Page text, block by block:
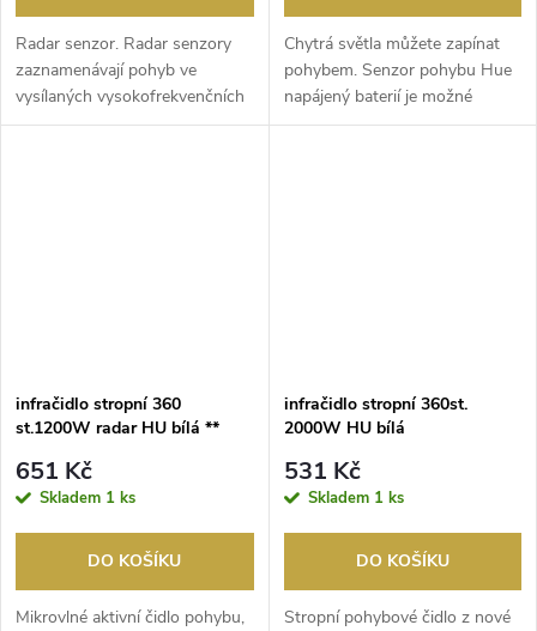
Radar senzor. Radar senzory
zaznamenávají pohyb ve
vysílaných vysokofrekvenčních
elektromagnetických...
Chytrá světla můžete zapínat
pohybem. Senzor pohybu Hue
napájený baterií je možné
jednoduše nainsta...
infračidlo stropní 360
st.1200W radar HU bílá **
651 Kč
Skladem 1 ks
DO KOŠÍKU
Mikrovlné aktivní čidlo pohybu,
infračidlo stropní 360st.
2000W HU bílá
531 Kč
Skladem 1 ks
DO KOŠÍKU
Stropní pohybové čidlo z nové